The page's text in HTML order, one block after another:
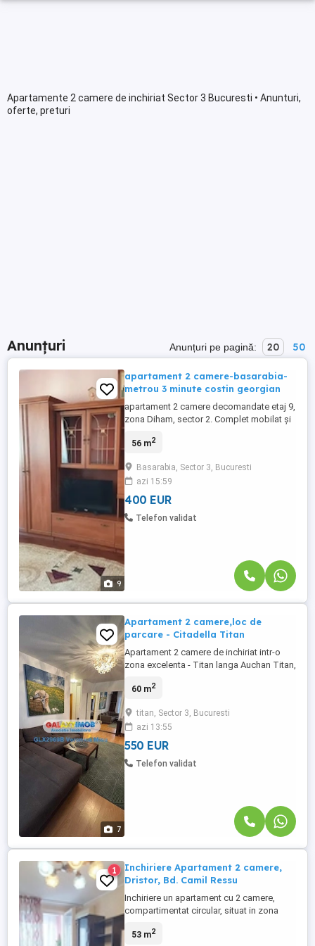
Apartamente 2 camere de inchiriat Sector 3 Bucuresti • Anunturi,
oferte, preturi
Anunțuri Anunțuri pe pagină: 20 50
9
apartament 2 camere-basarabia-
metrou 3 minute costin georgian
apartament 2 camere decomandate etaj 9,
zona Diham, sector 2. Complet mobilat și
5 minute de metrou și alte mijloace de
multe magazine, școli și grădinițe, parc
IOR și Mega Mall
56 m2
Basarabia, Sector 3, Bucuresti
azi 15:59
400 EUR
Telefon validat
7
Apartament 2 camere,loc de
parcare - Citadella Titan
Apartament 2 camere de inchiriat intr-o
zona excelenta - Titan langa Auchan Titan,
metrou 1 Decembrie 1918. Ideal pentru cei
la mijloace de transport in comun
restaurante, cafenele, scoli, piete, parcuri,
supermarketuri, ...
60 m2
titan, Sector 3, Bucuresti
azi 13:55
550 EUR
Telefon validat
1
Inchiriere Apartament 2 camere,
Dristor, Bd. Camil Ressu
Inchiriere un apartament cu 2 camere,
compartimentat circular, situat in zona
Sector 3. -Apartamentul se află la etajul 9
53 m2